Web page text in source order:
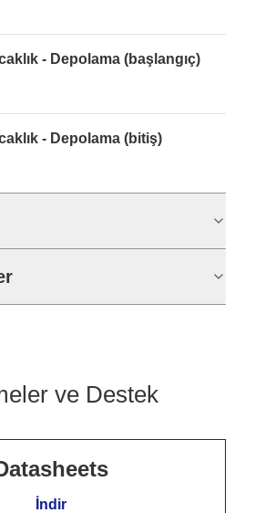
- Depolama (başlangıç)
- Depolama (bitiş)
ve Destek
İndir